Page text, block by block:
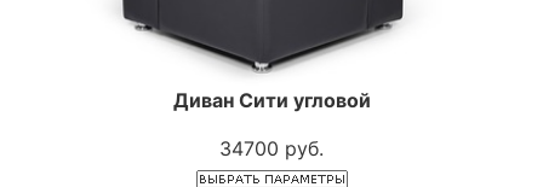
Диван Сити угловой
34700 руб.